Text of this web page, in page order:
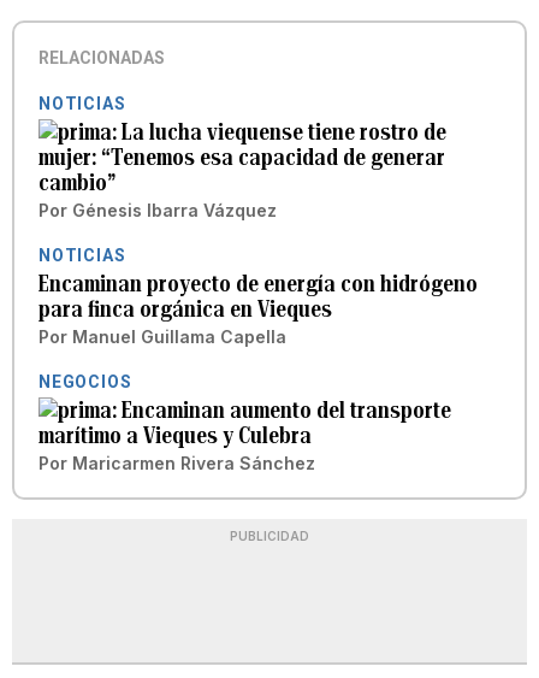
RELACIONADAS
NOTICIAS
La lucha viequense tiene rostro de
mujer: “Tenemos esa capacidad de generar
cambio”
Por Génesis Ibarra Vázquez
NOTICIAS
Encaminan proyecto de energía con hidrógeno
para finca orgánica en Vieques
Por Manuel Guillama Capella
NEGOCIOS
Encaminan aumento del transporte
marítimo a Vieques y Culebra
Por Maricarmen Rivera Sánchez
PUBLICIDAD